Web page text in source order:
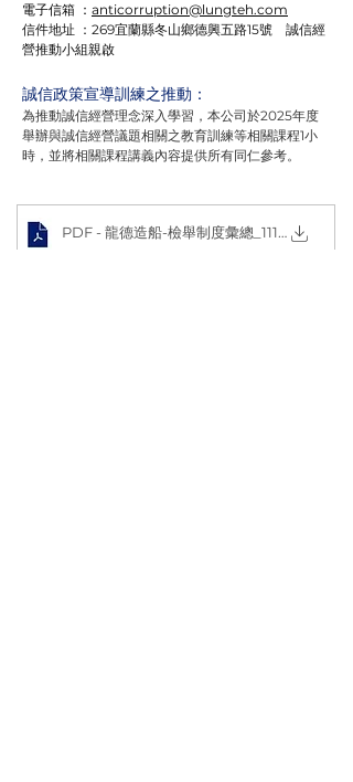
電子信箱 ： anticorruption@lungteh.com
信件地址 ：269宜蘭縣冬山鄉德興五路15號　誠信經
營推動小組親啟
誠信政策宣導訓練之推動：
為推動誠信經營理念深入學習，本公司於2025年度
舉辦與誠信經營議題相關之教育訓練等相關課程1小
時，並將相關課程講義內容提供所有同仁參考。
PDF - 龍德造船-檢舉制度彙總_1110325